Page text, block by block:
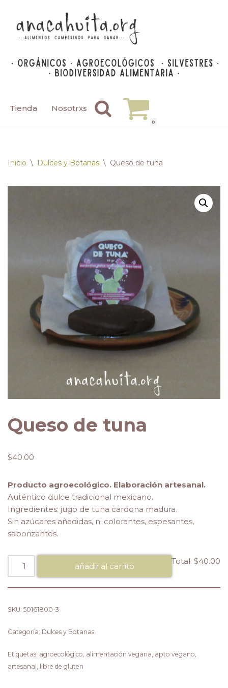
Saltar
Tienda Nosotrxs
0
Inicio \ Dulces y Botanas \ Queso de tuna
Queso de tuna
$40.00
Producto agroecológico. Elaboración artesanal.
Auténtico dulce tradicional mexicano.
Ingredientes: jugo de tuna cardona madura.
Sin azúcares añadidas, ni colorantes, espesantes,
saborizantes.
añadir al carrito
Total: $40.00
SKU: 50161800-3
Categoría: Dulces y Botanas
Etiquetas: agroecológico, alimentación vegana, apto vegano,
artesanal , libre de gluten